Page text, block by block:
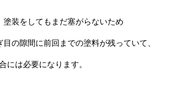
装をしてもまだ塞がらないため
の隙間に前回までの塗料が残っていて、
には必要になります。